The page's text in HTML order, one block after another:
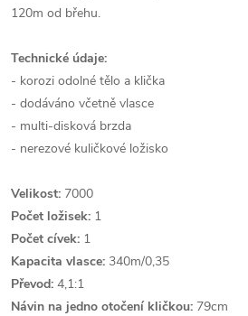
120m od břehu.
Technické údaje:
- korozi odolné tělo a klička
- dodáváno včetně vlasce
- multi-disková brzda
- nerezové kuličkové ložisko
Velikost: 7000
Počet ložisek: 1
Počet cívek: 1
Kapacita vlasce: 340m/0,35
Převod: 4,1:1
Návin na jedno otočení kličkou: 79cm